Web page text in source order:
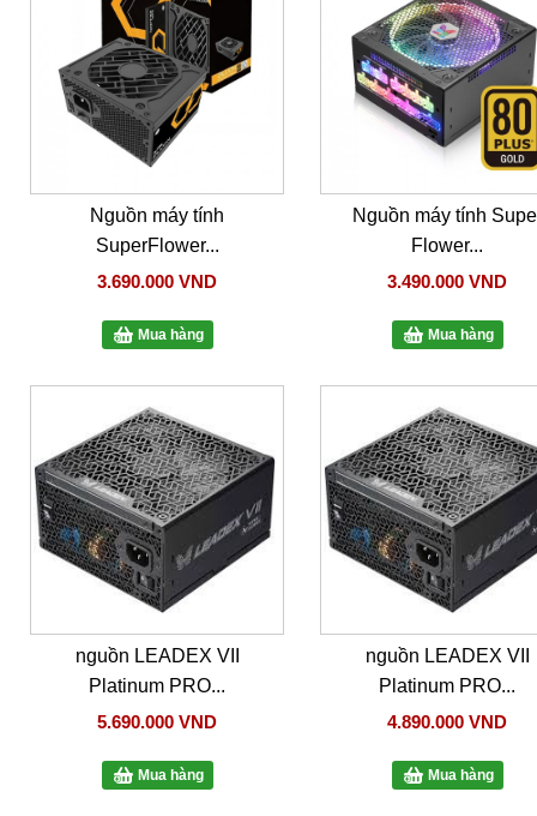
Nguồn máy tính
SuperFlower...
3.690.000 VND
Mua hàng
Nguồn máy tính
Flower...
3.490.000 VND
Mua hàng
nguồn LEADEX VII
Platinum PRO...
5.690.000 VND
Mua hàng
nguồn LEADEX VII
Platinum PRO...
4.890.000 VND
Mua hàng